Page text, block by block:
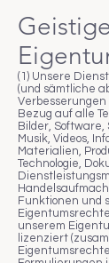
Geistige
(1) Unsere
(und sämtliche
Verbesserungen
Bezug auf alle
Bilder, Software,
Musik, Videos,
Materialien,
Technologie,
Funktionen und
unserem
lizenziert